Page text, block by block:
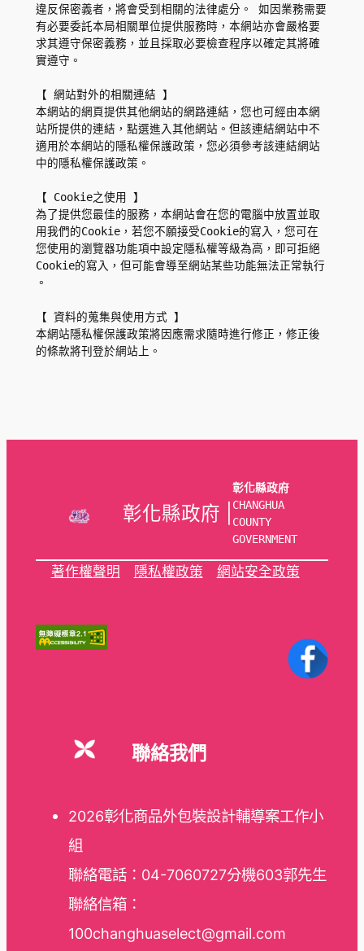
違反保密義者，將會受到相關的法律處分。 如因業務需要
有必要委託本局相關單位提供服務時，本網站亦會嚴格要
求其遵守保密義務，並且採取必要檢查程序以確定其將確
實遵守。
【 網站對外的相關連結 】
本網站的網頁提供其他網站的網路連結，您也可經由本網
站所提供的連結，點選進入其他網站。但該連結網站中不
適用於本網站的隱私權保護政策，您必須參考該連結網站
中的隱私權保護政策。
【 Cookie之使用 】
為了提供您最佳的服務，本網站會在您的電腦中放置並取
用我們的Cookie，若您不願接受Cookie的寫入，您可在
您使用的瀏覽器功能項中設定隱私權等級為高，即可拒絕
Cookie的寫入，但可能會導至網站某些功能無法正常執行
。
【 資料的蒐集與使用方式 】
本網站隱私權保護政策將因應需求隨時進行修正，修正後
的條款將刊登於網站上。
彰化縣政府 |
彰化縣政府
CHANGHUA
COUNTY
GOVERNMENT
著作權聲明 隱私權政策 網站安全政策
聯絡我們
2026彰化商品外包裝設計輔導案工作小
組
聯絡電話：04-7060727分機603郭先生
聯絡信箱：
100changhuaselect@gmail.com